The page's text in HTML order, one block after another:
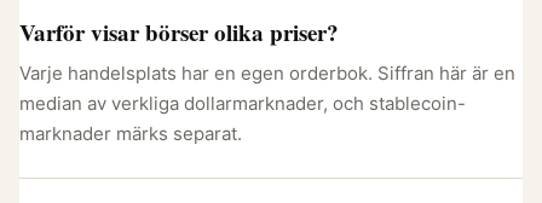
Varför visar börser olika priser?
Varje handelsplats har en egen orderbok. Siffran här är en
median av verkliga dollarmarknader, och stablecoin-
marknader märks separat.